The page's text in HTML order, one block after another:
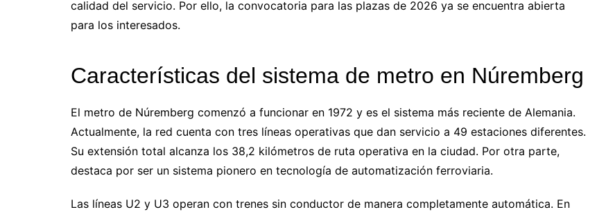
calidad del servicio. Por ello, la convocatoria para las plazas de 2026 ya se encuentra abierta
para los interesados.
Características del sistema de metro en Núremberg
El metro de Núremberg comenzó a funcionar en 1972 y es el sistema más reciente de Alemania.
Actualmente, la red cuenta con tres líneas operativas que dan servicio a 49 estaciones diferentes.
Su extensión total alcanza los 38,2 kilómetros de ruta operativa en la ciudad. Por otra parte,
destaca por ser un sistema pionero en tecnología de automatización ferroviaria.
Las líneas U2 y U3 operan con trenes sin conductor de manera completamente automática. En